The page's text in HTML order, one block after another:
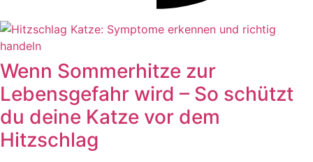
Wenn Sommerhitze zur
Lebensgefahr wird – So schützt
du deine Katze vor dem
Hitzschlag